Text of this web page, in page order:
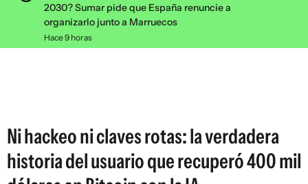
ESPAÑA
ESTADOS UNIDOS
2030? Sumar pide que España renuncie a
organizarlo junto a Marruecos
Hace 9 horas
Ni hackeo ni claves rotas: la verdadera
historia del usuario que recuperó 400 mil